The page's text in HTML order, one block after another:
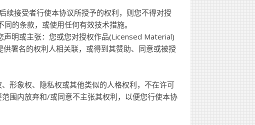
续接受者行使本协议所授予的权利，则您不得对授
的条款，或使用任何有效技术措施。
明或主张：您或您对授权作品(Licensed Material)
供署名的权利人相关联，或得到其赞助、同意或被授
形象权、隐私权或其他类似的人格权利，不在许可
围内放弃和/或同意不主张其权利，以便您行使本协